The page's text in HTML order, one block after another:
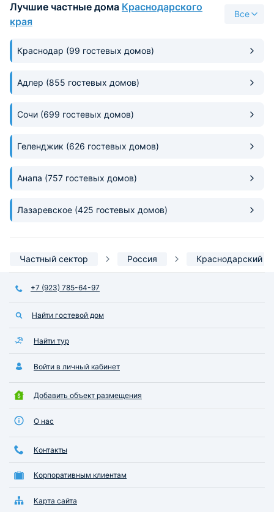
Лучшие частные дома Краснодарского
края
Все
Краснодар (99 гостевых домов)
Адлер (855 гостевых домов)
Сочи (699 гостевых домов)
Геленджик (626 гостевых домов)
Анапа (757 гостевых домов)
Лазаревское (425 гостевых домов)
Частный сектор Россия Краснодарский
+7 (923) 785-64-97
Найти гостевой дом
Найти тур
Войти в личный кабинет
Добавить объект размещения
О нас
Контакты
Корпоративным клиентам
Карта сайта